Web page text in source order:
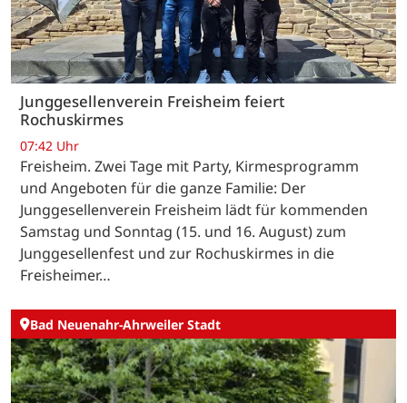
Junggesellenverein Freisheim feiert
Rochuskirmes
07:42 Uhr
Freisheim. Zwei Tage mit Party, Kirmesprogramm
und Angeboten für die ganze Familie: Der
Junggesellenverein Freisheim lädt für kommenden
Samstag und Sonntag (15. und 16. August) zum
Junggesellenfest und zur Rochuskirmes in die
Freisheimer…
Bad Neuenahr-Ahrweiler Stadt